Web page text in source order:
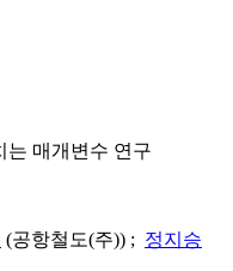
는 매개변수 연구
(공항철도(주)) ; 정지승